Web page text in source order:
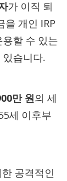
가 이직 퇴
을 개인 IRP
할 수 있는
습니다.
만 원의 세
세 이후부
공격적인